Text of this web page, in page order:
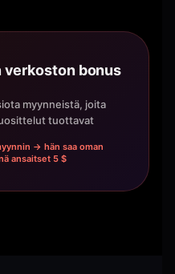
verkoston bonus
myynneistä, joita
tuottavat
→ hän saa oman
ansaitset 5 $